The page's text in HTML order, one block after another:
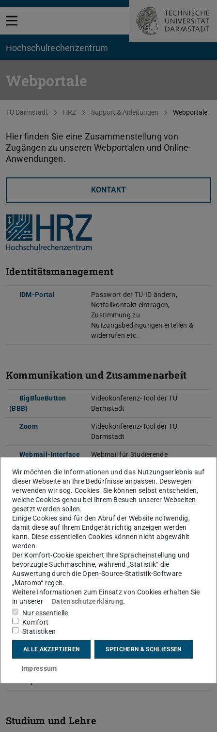
Menü öffnen
Hochschul­rechenzentrum
Webportale
Sie befinden sich hier:
TU Darmstadt HRZ Support & Anleitungen Webportale
Hier finden Sie eine Zusammenstellung von
Zugängen zu unseren Webportalen und Online-
Anwendungen.
KONTAKT
Identitätsmanagement
IDM-Portal
Passwort der TU-ID ändern,
Notfallkontakt eintragen,
Zustimmung zu
Nutzungsbedingungen erteilen &
widerrufen etc.
Kommunikation und Zusammenarbeit
BigBlueButton
(BBB)
Videokonferenz-Tool der TU
Darmstadt
Zoom
Videokonferenz-Tool der TU
Darmstadt
Webmail-Interface Webmail für Studierende
Groupware-
Weboberfläche (OWA)
E-Mail Weboberfläche für
Beschäftigte
next.Hessenbox
Sync & Share System für TU
ShareLaTeX LaTeX Dokumente online bearbeiten
TU-GitLab:
Ultimate for Education
TU-GitLab: Core
Softwareprojekte auf Basis von Git
Beachten Sie bitte die
Nutzungsberechtigungen für die
zwei unterschiedlichen Instanzen.
Software
Studium und Lehre
Wir möchten die Informationen und das Nutzungserlebnis auf
dieser Webseite an Ihre Bedürfnisse anpassen. Deswegen
verwenden wir sog. Cookies. Sie können selbst entscheiden,
welche Cookies genau bei Ihrem Besuch unserer Webseiten
gesetzt werden sollen.
Einige Cookies sind für den Abruf der Website notwendig,
damit diese auf Ihrem Endgerät richtig anzeigen werden
kann. Diese essentiellen Cookies können nicht abgewählt
werden.
Der Komfort-Cookie speichert Ihre Spracheinstellung und
bevorzugte Suchmaschine, während „Statistik“ die
Auswertung durch die Open-Source-Statistik-Software
„Matomo“ regelt.
Weitere Informationen zum Einsatz von Cookies erhalten Sie
in unserer
Datenschutzerklärung.
Nur essentielle
Komfort
Statistiken
ALLE AKZEPTIEREN SPEICHERN & SCHLIESSEN
Impressum